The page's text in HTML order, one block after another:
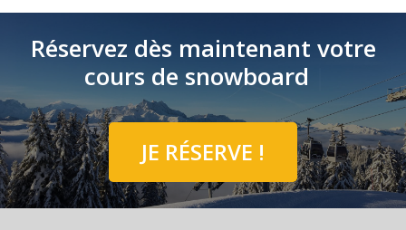
Réservez dès maintenant votre
cours de snowboard
JE RÉSERVE !